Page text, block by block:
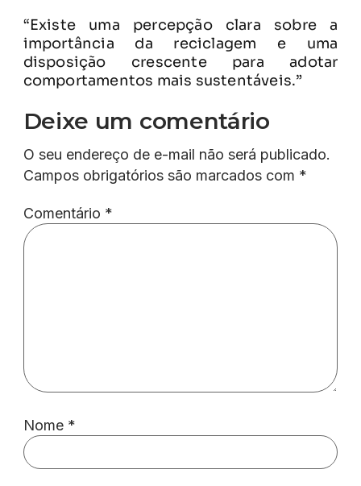
“Existe uma percepção clara sobre a
importância da reciclagem e uma
disposição crescente para adotar
comportamentos mais sustentáveis.”
Deixe um comentário
O seu endereço de e-mail não será publicado.
Campos obrigatórios são marcados com *
Comentário *
Nome *